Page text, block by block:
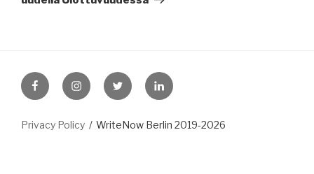
FB InstagramTwitter LinkedIn
Privacy Policy WriteNow Berlin 2019-2026